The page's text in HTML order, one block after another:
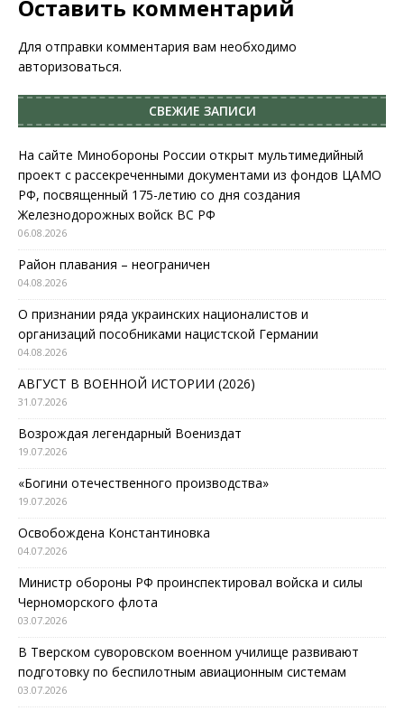
Оставить комментарий
Для отправки комментария вам необходимо
авторизоваться.
СВЕЖИЕ ЗАПИСИ
На сайте Минобороны России открыт мультимедийный
проект с рассекреченными документами из фондов ЦАМО
РФ, посвященный 175-летию со дня создания
Железнодорожных войск ВС РФ
06.08.2026
Район плавания – неограничен
04.08.2026
О признании ряда украинских националистов и
организаций пособниками нацистской Германии
04.08.2026
АВГУСТ В ВОЕННОЙ ИСТОРИИ (2026)
31.07.2026
Возрождая легендарный Воениздат
19.07.2026
«Богини отечественного производства»
19.07.2026
Освобождена Константиновка
04.07.2026
Министр обороны РФ проинспектировал войска и силы
Черноморского флота
03.07.2026
В Тверском суворовском военном училище развивают
подготовку по беспилотным авиационным системам
03.07.2026